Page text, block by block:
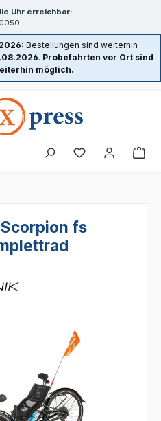
Uhr erreichbar:
Bestellungen sind weiterhin
. Probefahrten vor Ort sind
möglich.
fs